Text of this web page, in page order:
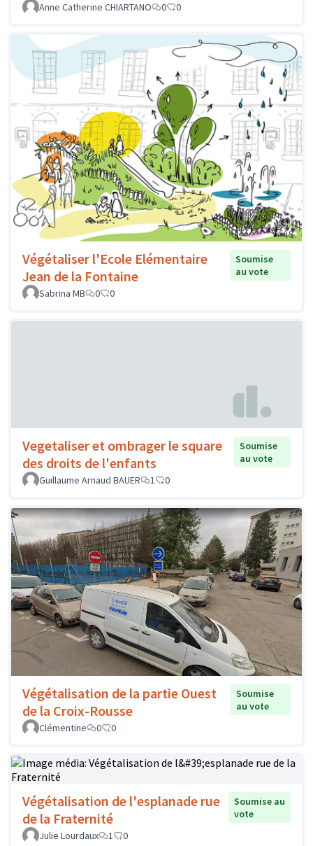
Anne Catherine CHIARTANO 0 0
Végétaliser l'Ecole Elémentaire
Jean de la Fontaine
Soumise
au vote
Sabrina MB
0 0
Vegetaliser et ombrager le square
des droits de l'enfants
Soumise
au vote
Guillaume Arnaud BAUER
1 0
Végétalisation de la partie Ouest
de la Croix-Rousse
Soumise
au vote
Clémentine
0 0
Végétalisation de l'esplanade rue
de la Fraternité
Soumise au
vote
Julie Lourdaux
1 0